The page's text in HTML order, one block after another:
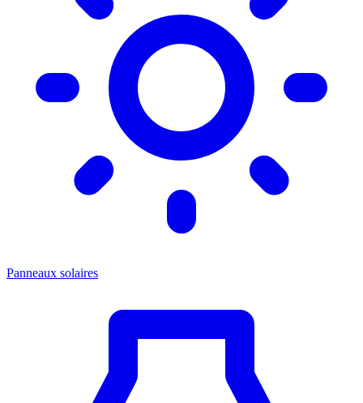
Panneaux solaires